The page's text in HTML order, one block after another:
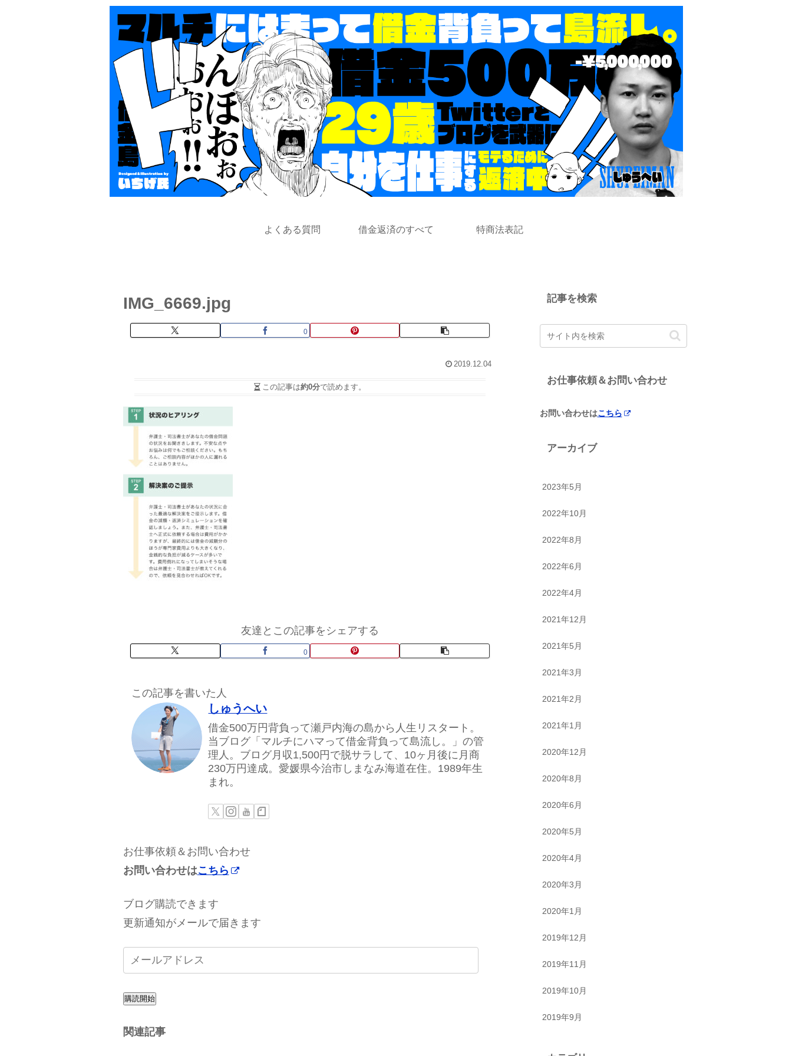
よくある質問 借金返済のすべて 特商法表記
IMG_6669.jpg
0
2019.12.04
この記事は約0分で読めます。
友達とこの記事をシェアする
0
この記事を書いた人
しゅうへい
借金500万円背負って瀬戸内海の島から人生リスタート。
当ブログ「マルチにハマって借金背負って島流し。」の管
理人。ブログ月収1,500円で脱サラして、10ヶ月後に月商
230万円達成。愛媛県今治市しまなみ海道在住。1989年生
まれ。
お仕事依頼＆お問い合わせ
お問い合わせはこちら
ブログ購読できます
更新通知がメールで届きます
購読開始
関連記事
記事を検索
お仕事依頼＆お問い合わせ
お問い合わせはこちら
アーカイブ
2023年5月
2022年10月
2022年8月
2022年6月
2022年4月
2021年12月
2021年5月
2021年3月
2021年2月
2021年1月
2020年12月
2020年8月
2020年6月
2020年5月
2020年4月
2020年3月
2020年1月
2019年12月
2019年11月
2019年10月
2019年9月